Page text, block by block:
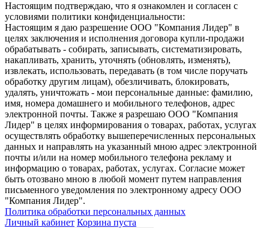
Настоящим подтверждаю, что я ознакомлен и согласен с
условиями политики конфиденциальности:
Настоящим я даю разрешение ООО "Компания Лидер" в
целях заключения и исполнения договора купли-продажи
обрабатывать - собирать, записывать, систематизировать,
накапливать, хранить, уточнять (обновлять, изменять),
извлекать, использовать, передавать (в том числе поручать
обработку другим лицам), обезличивать, блокировать,
удалять, уничтожать - мои персональные данные: фамилию,
имя, номера домашнего и мобильного телефонов, адрес
электронной почты. Также я разрешаю ООО "Компания
Лидер" в целях информирования о товарах, работах, услугах
осуществлять обработку вышеперечисленных персональных
данных и направлять на указанный мною адрес электронной
почты и/или на номер мобильного телефона рекламу и
информацию о товарах, работах, услугах. Согласие может
быть отозвано мною в любой момент путем направления
письменного уведомления по электронному адресу ООО
"Компания Лидер".
Политика обработки персональных данных
Личный кабинет Корзина пуста